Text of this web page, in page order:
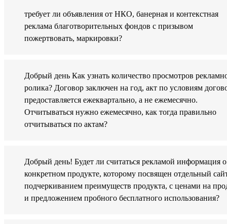
требует ли объявления от НКО, банерная и контекстная
реклама благотворительных фондов с призывом
пожертвовать, маркировки?
Добрый день Как узнать количество просмотров
ролика? Договор заключен на год, акт по условиям
предоставляется ежеквартально, а не ежемесячно.
Отчитываться нужно ежемесячно, как тогда правильно
отчитываться по актам?
Добрый день! Будет ли считаться рекламой информация о
конкретном продукте, которому посвящен отдельный
подчеркиванием преимуществ продукта, с ценами на
и предложением пробного бесплатного использования?